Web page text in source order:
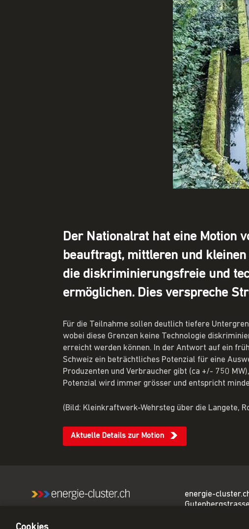
Der Nationalrat hat eine Motion
beauftragt, mittleren und
die diskriminierungsfreie und
ermöglichen. Dies verspreche
Für die Teilnahme sollen deutlich tiefere
wobei diese Grenzen keine Technologie
erreicht werden können. In der Antwort auf ein
Schweiz ein beträchtliches Potenzial für eine
Produzenten und Verbraucher gibt (ca +/- 750
Potenzial wird immer grösser und entspricht
(Bild: Kleinkraftwerk-Wehrsteg über die Langete,
Aktuelle Details zur Motion
Netzwerk für eine CO₂-
energie-